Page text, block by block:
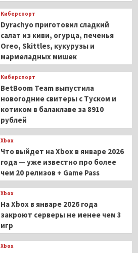
Киберспорт
Dyrachyo приготовил сладкий
салат из киви, огурца, печенья
Oreo, Skittles, кукурузы и
мармеладных мишек
Киберспорт
BetBoom Team выпустила
новогодние свитеры с Туском и
котиком в балаклаве за 8910
рублей
Xbox
Что выйдет на Xbox в январе 2026
года — уже известно про более
чем 20 релизов + Game Pass
Xbox
На Xbox в январе 2026 года
закроют серверы не менее чем 3
игр
Xbox